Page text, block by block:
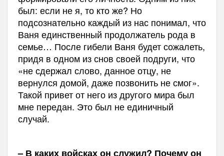
был: если не я, то кто же? Но
подсознательно каждый из нас понимал, что
Ваня единственный продолжатель рода в
семье… После гибели Ваня будет сожалеть,
придя в одном из снов своей подруги, что
«не сдержал слово, данное отцу, не
вернулся домой, даже позвонить не смог».
Такой привет от него из другого мира был
мне передан. Это был не единичный
случай.
– В каких войсках он служил? Почему он